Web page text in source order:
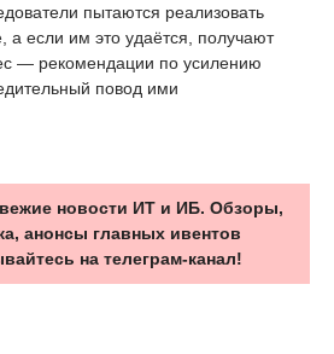
пытаются реализовать
а если им это удаётся, получают
— рекомендации по усилению
повод ими
новости ИТ и ИБ. Обзоры,
анонсы главных ивентов
на телеграм-канал!